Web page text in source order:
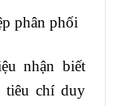
phân phối
nhận biết
tiêu chí duy